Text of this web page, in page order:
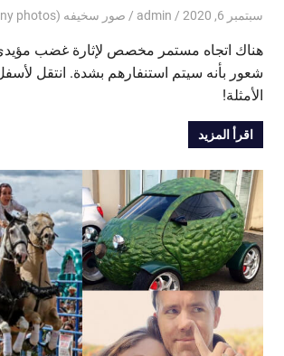
سبتمبر 6, 2020 admin صور سخيفه (funny photos)
هناك اتجاه مستمر مخصص لإثارة غضب مؤيدي
شعور بأنه سيتم استنفارهم بشدة. انتقل
الأمثلة!
اقرأ المزيد